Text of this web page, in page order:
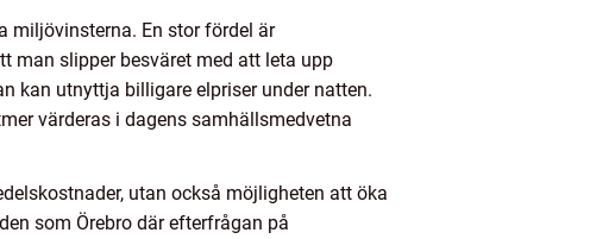
miljövinsterna. En stor fördel är
man slipper besväret med att leta upp
kan utnyttja billigare elpriser under natten.
värderas i dagens samhällsmedvetna
utan också möjligheten att öka
som Örebro där efterfrågan på